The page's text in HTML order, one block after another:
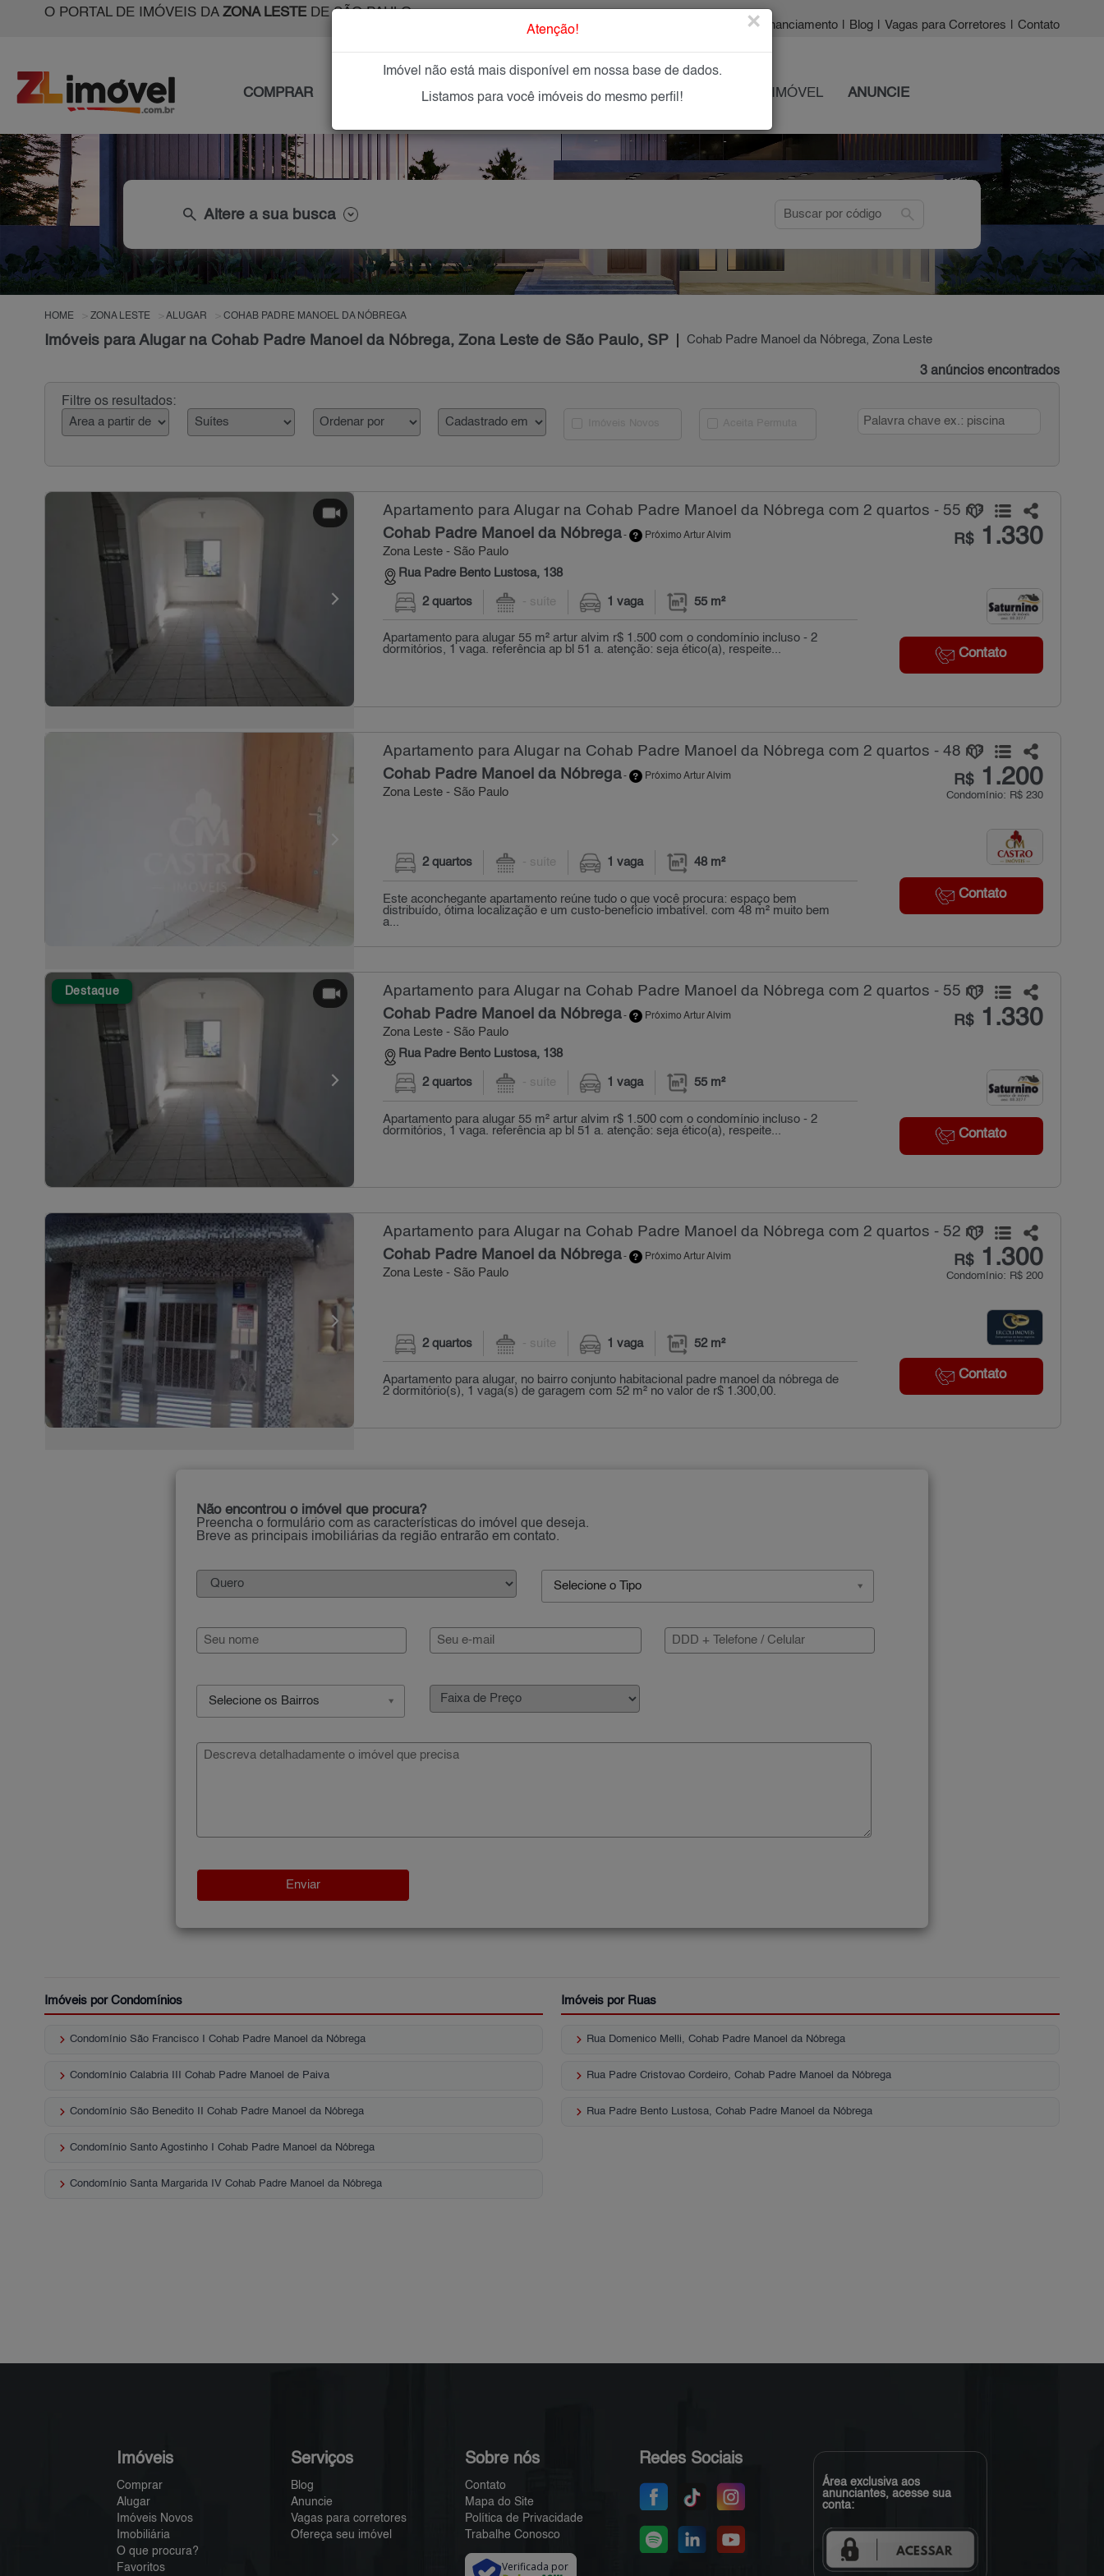
O PORTAL DE IMÓVEIS DA ZONA LESTEDE SÃO PAULO
| Financiamento Blog Vagas para Corretores Contato
COMPRAR IMÓVEIS NOVOS IMOBILIÁRIAS OFEREÇA SEU IMÓVEL ANUNCIE
search Altere a sua busca search
HOME ZONA LESTE ALUGAR COHAB PADRE MANOEL DA NÓBREGA
Imóveis para Alugar na Cohab Padre Manoel da Nóbrega, Zona Leste de São Paulo, SP Cohab Padre Manoel da Nóbrega, Zona Leste
3 anúncios encontrados
Filtre os resultados:
Apartamento para Alugar na Cohab Padre Manoel da Nóbrega com 2 quartos - 55 m²
Cohab Padre Manoel da Nóbrega- Próximo Artur Alvim
Zona Leste - São Paulo
Rua Padre Bento Lustosa, 138
R$1.330
Contato
2 quartos - suíte 1 vaga 55 m²
Apartamento para alugar 55 m² artur alvim r$ 1.500 com o condomínio incluso - 2
dormitórios, 1 vaga. referência ap bl 51 a. atenção: seja ético(a), respeite...
Apartamento para Alugar na Cohab Padre Manoel da Nóbrega com 2 quartos - 48 m²
Cohab Padre Manoel da Nóbrega- Próximo Artur Alvim
Zona Leste - São Paulo
R$1.200
Condomínio: R$ 230
Contato
2 quartos - suíte 1 vaga 48 m²
Este aconchegante apartamento reúne tudo o que você procura: espaço bem
distribuído, ótima localização e um custo-benefício imbatível. com 48 m² muito bem
a...
Destaque Apartamento para Alugar na Cohab Padre Manoel da Nóbrega com 2 quartos - 55 m²
Cohab Padre Manoel da Nóbrega- Próximo Artur Alvim
Zona Leste - São Paulo
Rua Padre Bento Lustosa, 138
R$1.330
Contato
2 quartos - suíte 1 vaga 55 m²
Apartamento para alugar 55 m² artur alvim r$ 1.500 com o condomínio incluso - 2
dormitórios, 1 vaga. referência ap bl 51 a. atenção: seja ético(a), respeite...
Apartamento para Alugar na Cohab Padre Manoel da Nóbrega com 2 quartos - 52 m²
Cohab Padre Manoel da Nóbrega- Próximo Artur Alvim
Zona Leste - São Paulo
R$1.300
Condomínio: R$ 200
Contato
2 quartos - suíte 1 vaga 52 m²
Apartamento para alugar, no bairro conjunto habitacional padre manoel da nóbrega de
2 dormitório(s), 1 vaga(s) de garagem com 52 m² no valor de r$ 1.300,00.
Não encontrou o imóvel que procura?
Preencha o formulário com as características do imóvel que deseja.
Breve as principais imobiliárias da região entrarão em contato.
Selecione o Tipo
Selecione os Bairros
Imóveis por Condomínios
keyboard_arrow_right Condomínio São Francisco I Cohab Padre Manoel da Nóbrega
keyboard_arrow_right Condomínio Calabria III Cohab Padre Manoel de Paiva
keyboard_arrow_right Condomínio São Benedito II Cohab Padre Manoel da Nóbrega
keyboard_arrow_right Condomínio Santo Agostinho I Cohab Padre Manoel da Nóbrega
keyboard_arrow_right Condomínio Santa Margarida IV Cohab Padre Manoel da Nóbrega
Imóveis por Ruas
keyboard_arrow_right Rua Domenico Melli, Cohab Padre Manoel da Nóbrega
keyboard_arrow_right Rua Padre Cristovao Cordeiro, Cohab Padre Manoel da Nóbrega
keyboard_arrow_right Rua Padre Bento Lustosa, Cohab Padre Manoel da Nóbrega
Atenção! ×
Imóvel não está mais disponível em nossa base de dados.
Listamos para você imóveis do mesmo perfil!
Imóveis
Comprar
Alugar
Imóveis Novos
Imobiliária
O que procura?
Favoritos
Serviços
Blog
Anuncie
Vagas para corretores
Ofereça seu imóvel
Sobre nós
Contato
Mapa do Site
Política de Privacidade
Trabalhe Conosco
Verificada por
Redes Sociais
Área exclusiva aos
anunciantes, acesse sua
conta: